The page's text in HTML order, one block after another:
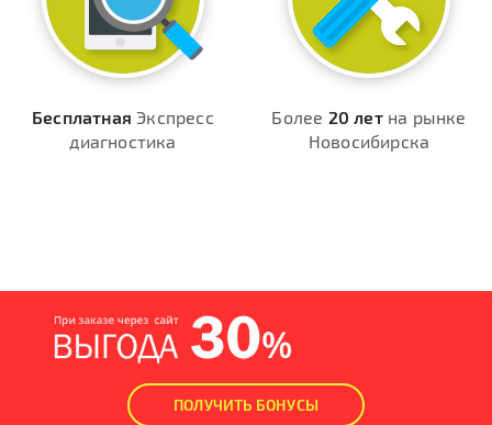
Бесплатная Экспресс
диагностика
Более 20 летна рынке
Новосибирска
ПОЛУЧИТЬ БОНУСЫ